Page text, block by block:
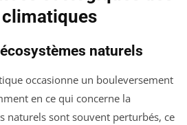
naturels
occasionne un bouleversement
en ce qui concerne la
naturels sont souvent perturbés, ce